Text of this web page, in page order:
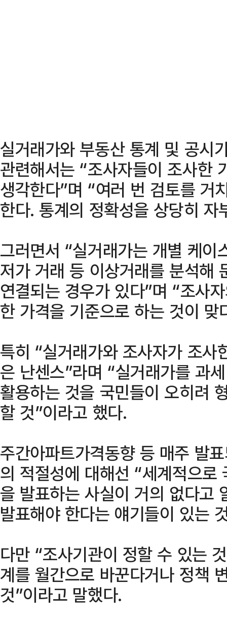
실거래가와 부동산 통계 및 공시
관련해서는 “조사자들이 조사한
생각한다”며 “여러 번 검토를 거
한다. 통계의 정확성을 상당히 자
그러면서 “실거래가는 개별 케이
저가 거래 등 이상거래를 분석해
연결되는 경우가 있다”며 “조사
한 가격을 기준으로 하는 것이 맞
특히 “실거래가와 조사자가 조
은 난센스”라며 “실거래가를 과
활용하는 것을 국민들이 오히려
할 것”이라고 했다.
주간아파트가격동향 등 매주 발
의 적절성에 대해선 “세계적으
을 발표하는 사실이 거의 없다고
발표해야 한다는 얘기들이 있는
다만 “조사기관이 정할 수 있는
계를 월간으로 바꾼다거나 정책
것”이라고 말했다.